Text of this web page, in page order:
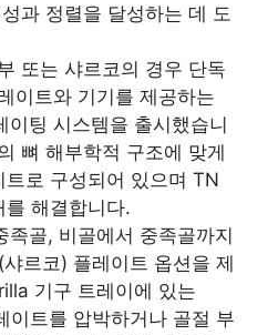
과 정렬을 달성하는 데 도
또는 샤르코의 경우 단독
이트와 기기를 제공하는
이팅 시스템을 출시했습니
뼈 해부학적 구조에 맞게
로 구성되어 있으며 TN
해결합니다.
족골, 비골에서 중족골까지
르코) 플레이트 옵션을 제
기구 트레이에 있는
이트를 압박하거나 골절 부